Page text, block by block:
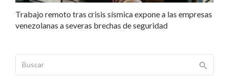
Trabajo remoto tras crisis sísmica expone a las empresas
venezolanas a severas brechas de seguridad